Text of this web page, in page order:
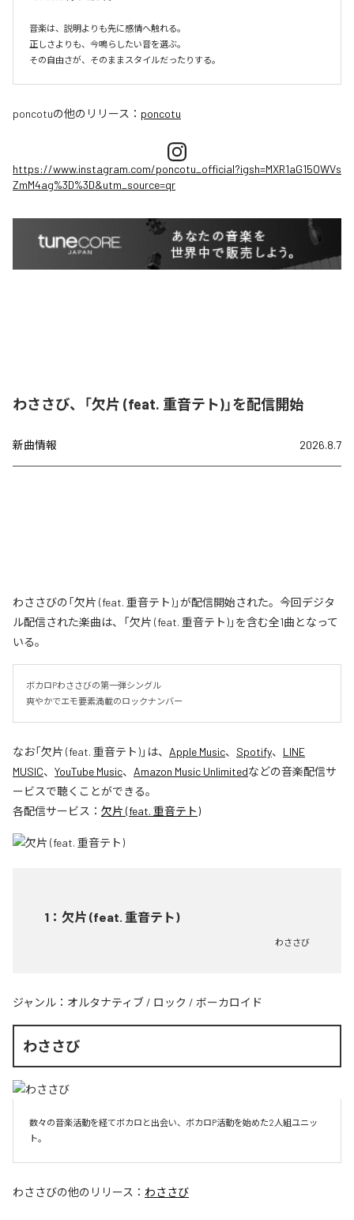
音楽は、説明よりも先に感情へ触れる。
正しさよりも、今鳴らしたい音を選ぶ。
その自由さが、そのままスタイルだったりする。
poncotuの他のリリース： poncotu
https://www.instagram.com/poncotu_official?igsh=MXR1aG15OWVs
ZmM4ag%3D%3D&utm_source=qr
わささび、「欠片 (feat. 重音テト)」を配信開始
新曲情報 2026.8.7
わささびの「欠片 (feat. 重音テト)」が配信開始された。今回デジタ
ル配信された楽曲は、「欠片 (feat. 重音テト)」を含む全1曲となって
いる。
ボカロPわささびの第一弾シングル
爽やかでエモ要素満載のロックナンバー
なお「欠片 (feat. 重音テト)」は、 Apple Music、 Spotify、 LINE
MUSIC、 YouTube Music、 Amazon Music Unlimitedなどの音楽配信サ
ービスで聴くことができる。
各配信サービス： 欠片 (feat. 重音テト)
1 ： 欠片 (feat. 重音テト)
わささび
ジャンル： オルタナティブ / ロック / ボーカロイド
わささび
数々の音楽活動を経てボカロと出会い、ボカロP活動を始めた2人組ユニッ
ト。
わささびの他のリリース： わささび